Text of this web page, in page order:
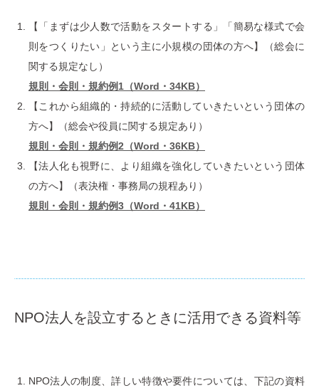
【「まずは少⼈数で活動をスタートする」「簡易な様式で会
則をつくりたい」という主に⼩規模の団体の⽅へ】（総会に
関する規定なし）
規則・会則・規約例1（Word・34KB）
【これから組織的・持続的に活動していきたいという団体の
⽅へ】（総会や役員に関する規定あり）
規則・会則・規約例2（Word・36KB）
【法⼈化も視野に、より組織を強化していきたいという団体
の⽅へ】（表決権・事務局の規程あり）
規則・会則・規約例3（Word・41KB）
NPO法⼈を設⽴するときに活⽤できる資料等
NPO法⼈の制度、詳しい特徴や要件については、下記の資料